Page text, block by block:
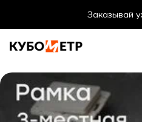
Заказывай
Оптовые цены